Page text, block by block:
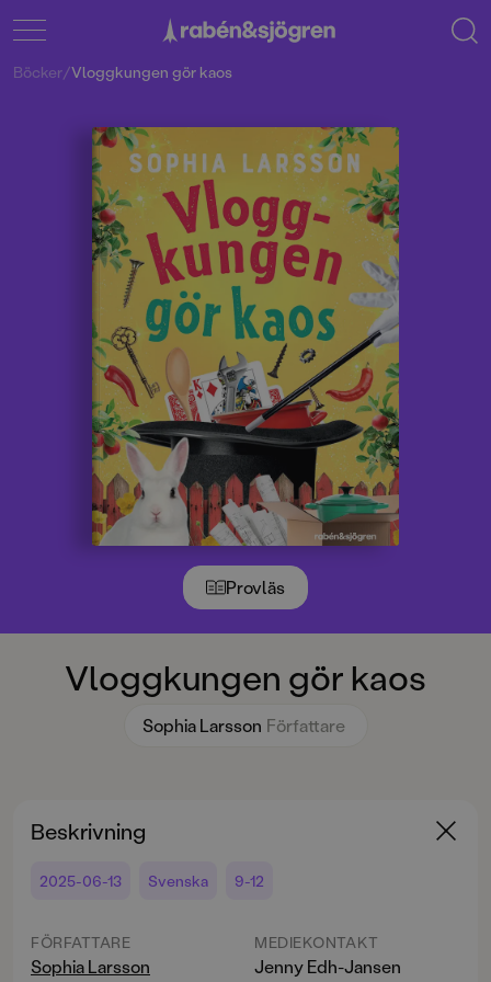
Provläs
Vloggkungen gör kaos
Sophia Larsson Författare
Böcker/Vloggkungen gör kaos
Beskrivning
2025-06-13 Svenska 9-12
FÖRFATTARE
Sophia Larsson
MEDIEKONTAKT
Jenny Edh-Jansen